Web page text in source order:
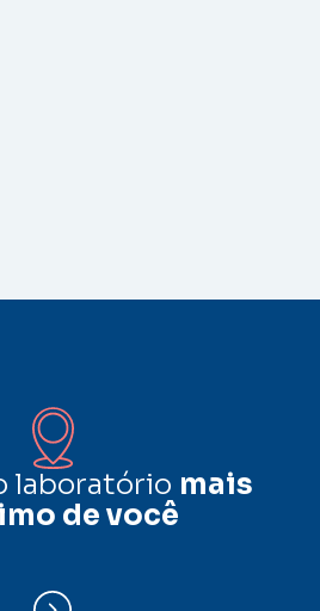
laboratório mais
de você